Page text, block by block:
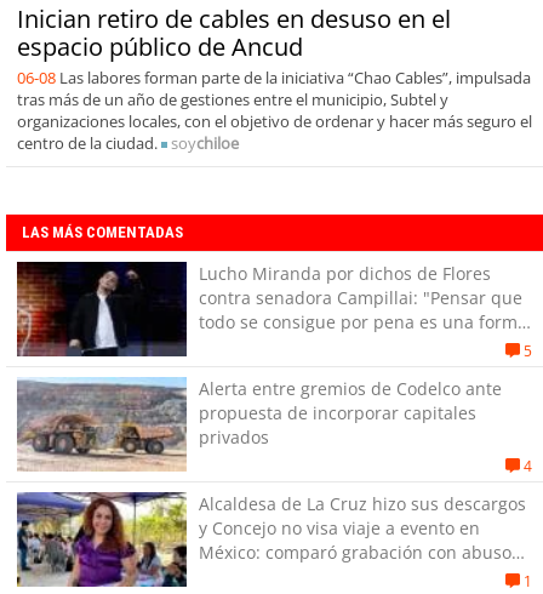
Inician retiro de cables en desuso en el
espacio público de Ancud
06-08 Las labores forman parte de la iniciativa “Chao Cables”, impulsada
tras más de un año de gestiones entre el municipio, Subtel y
organizaciones locales, con el objetivo de ordenar y hacer más seguro el
centro de la ciudad.
soychiloe
LAS MÁS COMENTADAS
Lucho Miranda por dichos de Flores
contra senadora Campillai: "Pensar que
todo se consigue por pena es una forma
5
Alerta entre gremios de Codelco ante
propuesta de incorporar capitales
privados
4
Alcaldesa de La Cruz hizo sus descargos
y Concejo no visa viaje a evento en
México: comparó grabación con abuso
1